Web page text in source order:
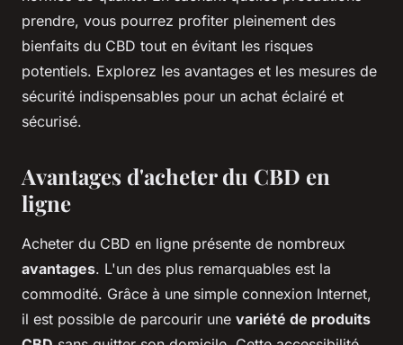
prendre, vous pourrez profiter pleinement des
bienfaits du CBD tout en évitant les risques
potentiels. Explorez les avantages et les mesures de
sécurité indispensables pour un achat éclairé et
sécurisé.
Avantages d'acheter du CBD en
ligne
Acheter du CBD en ligne présente de nombreux
avantages. L'un des plus remarquables est la
commodité. Grâce à une simple connexion Internet,
il est possible de parcourir une variété de produits